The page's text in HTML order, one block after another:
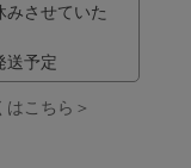
させていた
送予定
こちら＞